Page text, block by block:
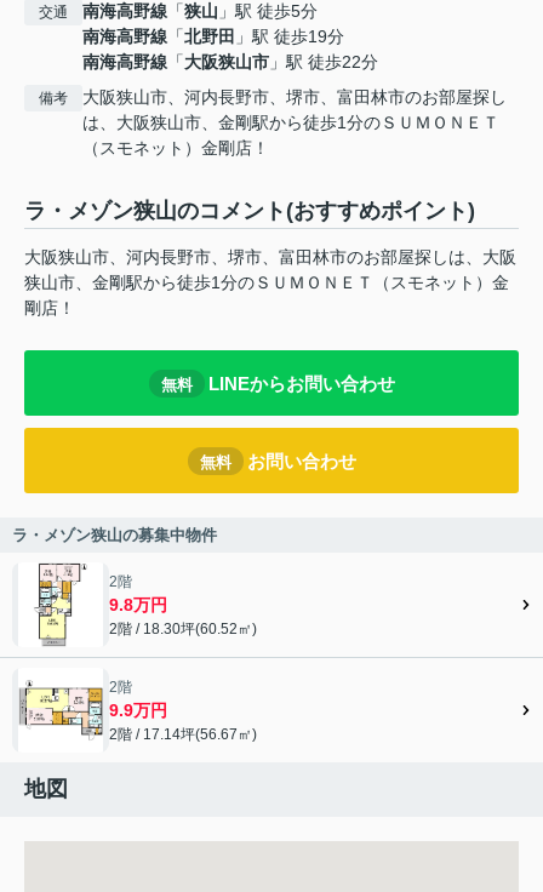
交通 南海高野線 「狭山 」駅 徒歩5分
南海高野線 「北野田 」駅 徒歩19分
南海高野線 「大阪狭山市 」駅 徒歩22分
備考
大阪狭山市、河内長野市、堺市、富田林市のお部屋探し
は、大阪狭山市、金剛駅から徒歩1分のＳＵＭＯＮＥＴ
（スモネット）金剛店！
ラ・メゾン狭山のコメント(おすすめポイント)
大阪狭山市、河内長野市、堺市、富田林市のお部屋探しは、大阪
狭山市、金剛駅から徒歩1分のＳＵＭＯＮＥＴ（スモネット）金
剛店！
無料 LINEからお問い合わせ
無料 お問い合わせ
ラ・メゾン狭山の募集中物件
2階
9.8万円
2階 / 18.30坪(60.52㎡)
2階
9.9万円
2階 / 17.14坪(56.67㎡)
地図